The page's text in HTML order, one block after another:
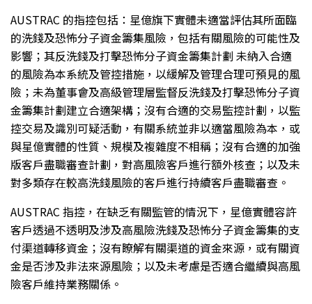
AUSTRAC 的指控包括：星億旗下實體未適當評估其所面臨
的洗錢及恐怖分子資金籌集風險，包括有關風險的可能性及
影響；其反洗錢及打擊恐怖分子資金籌集計劃 未納入合適
的風險為本系統及管控措施，以緩解及管理合理可預見的風
險；未為董事會及高級管理層監督反洗錢及打擊恐怖分子資
金籌集計劃建立合適架構；沒有合適的交易監控計劃，以監
控交易及識別可疑活動，有關系統並非以適當風險為本，或
與星億實體的性質、規模及複雜度不相稱；沒有合適的加強
版客戶盡職審查計劃，對高風險客戶進行額外核查；以及未
對多類存在較高洗錢風險的客戶進行持續客戶盡職審查。
AUSTRAC 指控，在缺乏有關監管的情況下，星億實體容許
客戶透過不透明及涉及高風險洗錢及恐怖分子資金籌集的支
付渠道轉移資金；沒有瞭解有關渠道的資金來源，或有關資
金是否涉及非法來源風險；以及未考慮是否適合繼續與高風
險客戶維持業務關係。